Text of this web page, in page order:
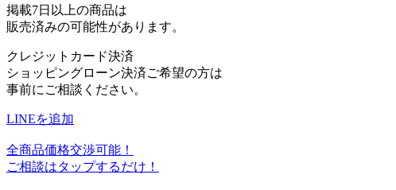
掲載7日以上の商品は
販売済みの可能性があります。
クレジットカード決済
ショッピングローン決済ご希望の方は
事前にご相談ください。
LINEを追加
全商品価格交渉可能！
ご相談はタップするだけ！